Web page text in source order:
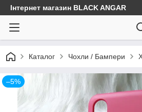
Інтернет магазин BLACK ANGAR
Каталог Чохли / Бампери
–5%